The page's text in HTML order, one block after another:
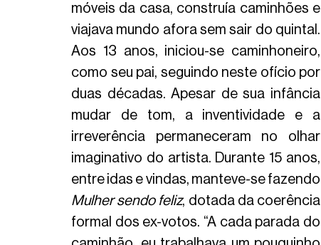
móveis da casa, construía caminhões e
viajava mundo afora sem sair do quintal.
Aos 13 anos, iniciou-se caminhoneiro,
como seu pai, seguindo neste ofício por
duas décadas. Apesar de sua infância
mudar de tom, a inventividade e a
irreverência permaneceram no olhar
imaginativo do artista. Durante 15 anos,
Mulher sendo feliz, dotada da coerência
formal dos ex-votos. “A cada parada do